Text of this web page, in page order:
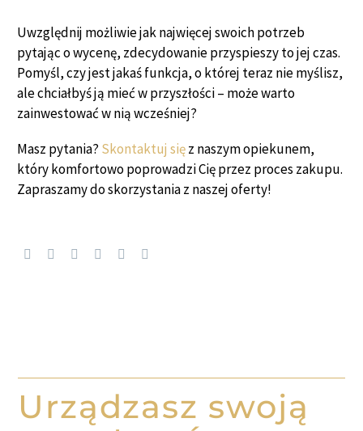
Uwzględnij możliwie jak najwięcej swoich potrzeb
pytając o wycenę, zdecydowanie przyspieszy to jej czas.
Pomyśl, czy jest jakaś funkcja, o której teraz nie myślisz,
ale chciałbyś ją mieć w przyszłości – może warto
zainwestować w nią wcześniej?
Masz pytania? Skontaktuj sięz naszym opiekunem,
który komfortowo poprowadzi Cię przez proces zakupu.
Zapraszamy do skorzystania z naszej oferty!
Urządzasz swoją